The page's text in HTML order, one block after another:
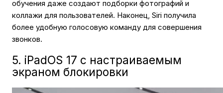
обучения даже создают подборки фотографий и
коллажи для пользователей. Наконец, Siri получила
более удобную голосовую команду для совершения
звонков.
5. iPadOS 17 c настраиваемым
экраном блокировки